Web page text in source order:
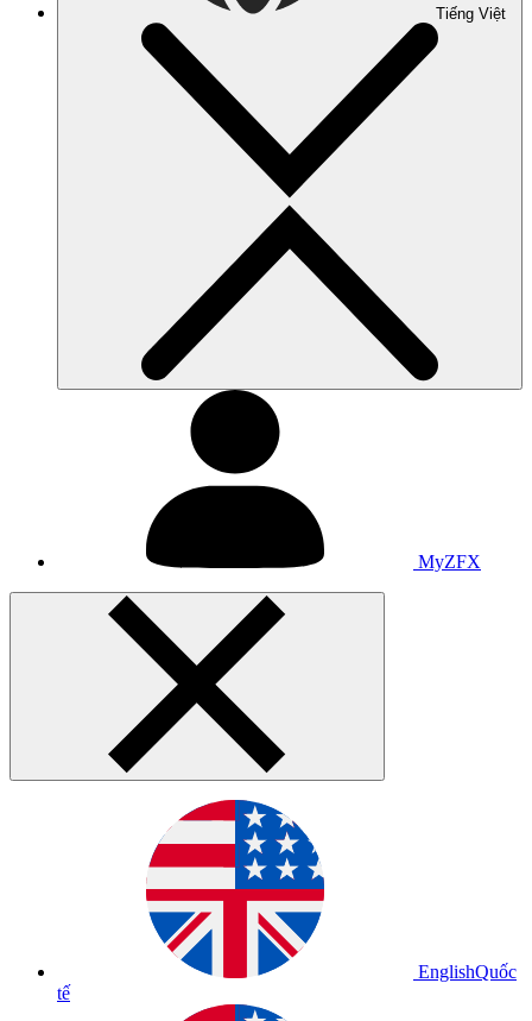
Tiếng Việt
MyZFX
EnglishQuốc
tế